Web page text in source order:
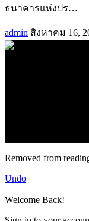
ธนาคารแห่งปร…
admin สิงหาคม 16,
Removed from
Undo
Welcome Back!